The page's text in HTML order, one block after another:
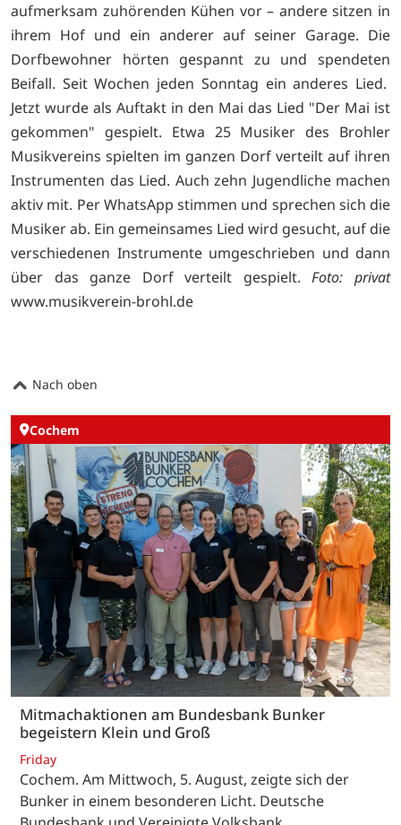
aufmerksam zuhörenden Kühen vor – andere sitzen in
ihrem Hof und ein anderer auf seiner Garage. Die
Dorfbewohner hörten gespannt zu und spendeten
Beifall. Seit Wochen jeden Sonntag ein anderes Lied.
Jetzt wurde als Auftakt in den Mai das Lied "Der Mai ist
gekommen" gespielt. Etwa 25 Musiker des Brohler
Musikvereins spielten im ganzen Dorf verteilt auf ihren
Instrumenten das Lied. Auch zehn Jugendliche machen
aktiv mit. Per WhatsApp stimmen und sprechen sich die
Musiker ab. Ein gemeinsames Lied wird gesucht, auf die
verschiedenen Instrumente umgeschrieben und dann
über das ganze Dorf verteilt gespielt.Foto: privat
www.musikverein-brohl.de
Nach oben
Cochem
Mitmachaktionen am Bundesbank Bunker
begeistern Klein und Groß
Friday
Cochem. Am Mittwoch, 5. August, zeigte sich der
Bunker in einem besonderen Licht. Deutsche